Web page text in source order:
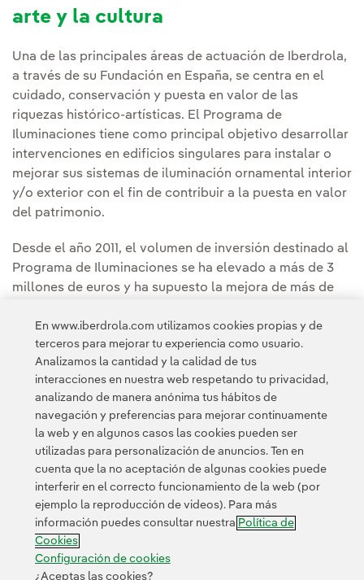
arte y la cultura
Una de las principales áreas de actuación de Iberdrola,
a través de su Fundación en España, se centra en el
cuidado, conservación y puesta en valor de las
riquezas histórico-artísticas. El Programa de
Iluminaciones tiene como principal objetivo desarrollar
intervenciones en edificios singulares para instalar o
mejorar sus sistemas de iluminación ornamental interior
y/o exterior con el fin de contribuir a la puesta en valor
del patrimonio.
Desde el año 2011, el volumen de inversión destinado al
Programa de Iluminaciones se ha elevado a más de 3
millones de euros y ha supuesto la mejora de más de
histórico Puente Romano de Alcántara, en Cáceres; la
fachada del Congreso de los Diputados, en Madrid; la
Catedral de Ávila, o el interior de la Catedral Nueva de
Salamanca.
Contacta Clientes Política de Privacidad Información legal
Política de cookies
Canal de denuncias
En www.iberdrola.com utilizamos cookies propias y de
terceros para mejorar tu experiencia como usuario.
Analizamos la cantidad y la calidad de tus
interacciones en nuestra web respetando tu privacidad,
analizando de manera anónima tus hábitos de
navegación y preferencias para mejorar continuamente
la web y en algunos casos las cookies pueden ser
utilizadas para personalización de anuncios. Ten en
cuenta que la no aceptación de algunas cookies puede
interferir en el correcto funcionamiento de la web (por
ejemplo la reproducción de videos). Para más
información puedes consultar nuestra Política de
Cookies
Configuración de cookies
¿Aceptas las cookies?